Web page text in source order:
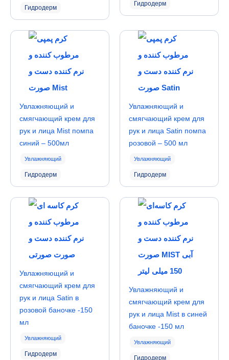
Гидродерм
Гидродерм
Увлажняющий и
смягчающий крем для
рук и лица Mist помпа
синий – 500мл
Увлажняющий
Гидродерм
Увлажняющий и
смягчающий крем для
рук и лица Satin помпа
розовой – 500 мл
Увлажняющий
Гидродерм
Увлажняющий и
смягчающий крем для
рук и лица Satin в
розовой баночке -150
мл
Увлажняющий
Гидродерм
Увлажняющий и
смягчающий крем для
рук и лица Mist в синей
баночке -150 мл
Увлажняющий
Гидродерм